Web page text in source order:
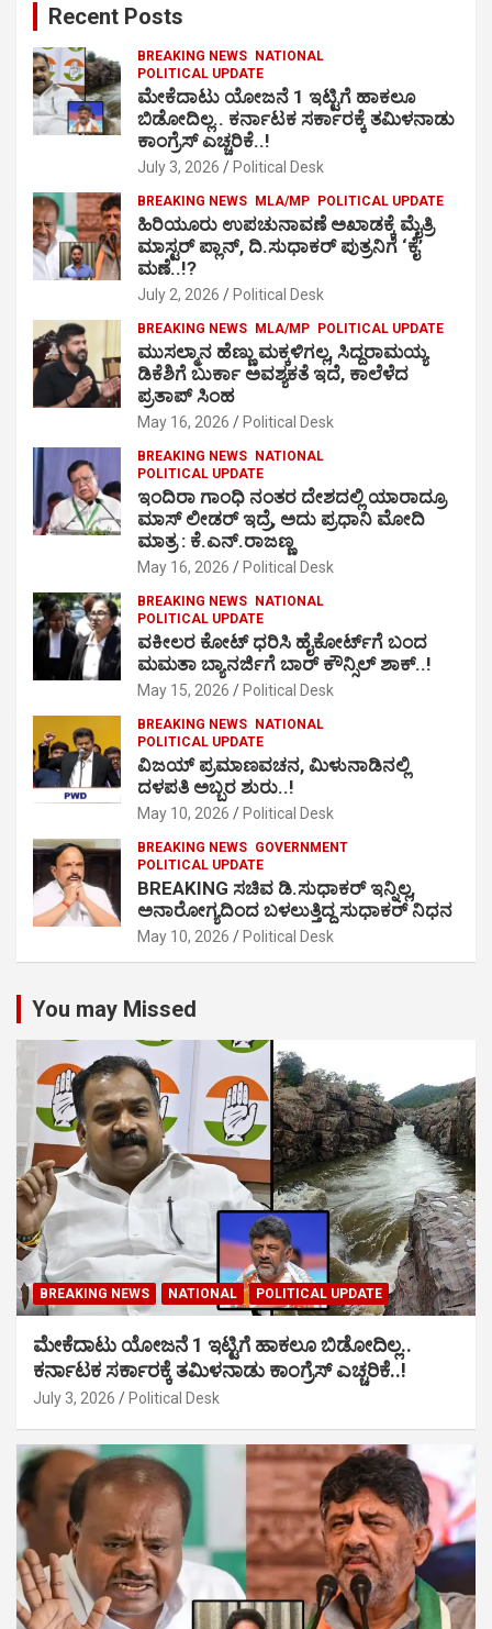
Recent Posts
BREAKING NEWS
NATIONAL
POLITICAL UPDATE
ಮೇಕೆದಾಟು ಯೋಜನೆ 1 ಇಟ್ಟಿಗೆ ಹಾಕಲೂ
ಬಿಡೋದಿಲ್ಲ.. ಕರ್ನಾಟಕ ಸರ್ಕಾರಕ್ಕೆ ತಮಿಳನಾಡು
ಕಾಂಗ್ರೆಸ್ ಎಚ್ಚರಿಕೆ..!
July 3, 2026 Political Desk
BREAKING NEWS MLA/MP POLITICAL UPDATE
ಹಿರಿಯೂರು ಉಪಚುನಾವಣೆ ಅಖಾಡಕ್ಕೆ ಮೈತ್ರಿ
ಮಾಸ್ಟರ್ ಪ್ಲಾನ್, ದಿ.ಸುಧಾಕರ್ ಪುತ್ರನಿಗೆ ‘ಕೈ’
ಮಣೆ..!?
July 2, 2026 Political Desk
BREAKING NEWS MLA/MP POLITICAL UPDATE
ಮುಸಲ್ಮಾನ ಹೆಣ್ಣು ಮಕ್ಕಳಿಗಲ್ಲ, ಸಿದ್ದರಾಮಯ್ಯ
ಡಿಕೆಶಿಗೆ ಬುರ್ಕಾ ಅವಶ್ಯಕತೆ ಇದೆ, ಕಾಲೆಳೆದ
ಪ್ರತಾಪ್ ಸಿಂಹ
May 16, 2026 Political Desk
BREAKING NEWS
NATIONAL
POLITICAL UPDATE
ಇಂದಿರಾ ಗಾಂಧಿ ನಂತರ ದೇಶದಲ್ಲಿ ಯಾರಾದ್ರೂ
ಮಾಸ್ ಲೀಡರ್ ಇದ್ರೆ, ಅದು ಪ್ರಧಾನಿ ಮೋದಿ
ಮಾತ್ರ : ಕೆ.ಎನ್.ರಾಜಣ್ಣ
May 16, 2026 Political Desk
BREAKING NEWS
NATIONAL
POLITICAL UPDATE
ವಕೀಲರ ಕೋಟ್ ಧರಿಸಿ ಹೈಕೋರ್ಟ್​ಗೆ ಬಂದ
ಮಮತಾ ಬ್ಯಾನರ್ಜಿಗೆ ಬಾರ್ ಕೌನ್ಸಿಲ್ ಶಾಕ್..!
May 15, 2026 Political Desk
BREAKING NEWS
NATIONAL
POLITICAL UPDATE
ವಿಜಯ್ ಪ್ರಮಾಣವಚನ, ಮಿಳುನಾಡಿನಲ್ಲಿ
ದಳಪತಿ ಅಬ್ಬರ ಶುರು..!
May 10, 2026 Political Desk
BREAKING NEWS GOVERNMENT
POLITICAL UPDATE
BREAKING ಸಚಿವ ಡಿ.ಸುಧಾಕರ್ ಇನ್ನಿಲ್ಲ,
ಅನಾರೋಗ್ಯದಿಂದ ಬಳಲುತ್ತಿದ್ದ ಸುಧಾಕರ್ ನಿಧನ
May 10, 2026 Political Desk
You may Missed
BREAKING NEWS NATIONAL POLITICAL UPDATE
ಮೇಕೆದಾಟು ಯೋಜನೆ 1 ಇಟ್ಟಿಗೆ ಹಾಕಲೂ ಬಿಡೋದಿಲ್ಲ..
ಕರ್ನಾಟಕ ಸರ್ಕಾರಕ್ಕೆ ತಮಿಳನಾಡು ಕಾಂಗ್ರೆಸ್ ಎಚ್ಚರಿಕೆ..!
July 3, 2026 Political Desk